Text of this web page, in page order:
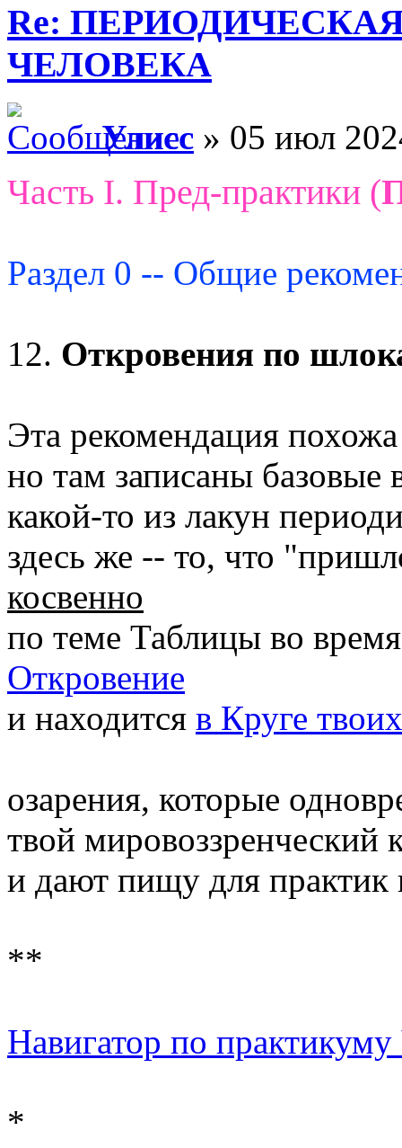
Re:
ЧЕЛОВЕКА
Улисс » 05 июл
Часть I. Пред-практики (
Раздел 0 -- Общие
12. Откровения по
Эта рекомендация
но там записаны базовые
какой-то из лакун
здесь же -- то, что
косвенно
по теме Таблицы во
Откровение
и находится в Круге
озарения, которые
твой мировоззренческий
и дают пищу для
**
Навигатор по
*